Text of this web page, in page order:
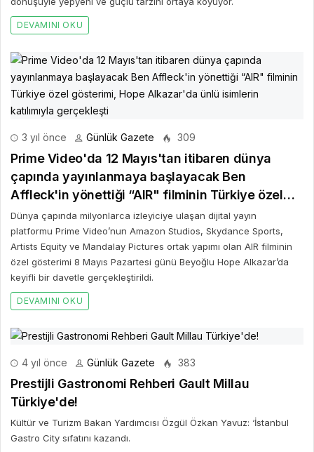
DEVAMINI OKU
3 yıl önce Günlük Gazete 309
Prime Video'da 12 Mayıs'tan itibaren dünya
çapında yayınlanmaya başlayacak Ben
Affleck'in yönettiği “AIR" filminin Türkiye özel
gösterimi, Hope Alkazar'da ünlü isimlerin
katılımıyla gerçekleşti
Dünya çapında milyonlarca izleyiciye ulaşan dijital yayın
platformu Prime Video’nun Amazon Studios, Skydance Sports,
Artists Equity ve Mandalay Pictures ortak yapımı olan AIR filminin
özel gösterimi 8 Mayıs Pazartesi günü Beyoğlu Hope Alkazar’da
keyifli bir davetle gerçekleştirildi.
DEVAMINI OKU
4 yıl önce Günlük Gazete 383
Prestijli Gastronomi Rehberi Gault Millau
Türkiye'de!
Kültür ve Turizm Bakan Yardımcısı Özgül Özkan Yavuz: ‘İstanbul
Gastro City sıfatını kazandı.